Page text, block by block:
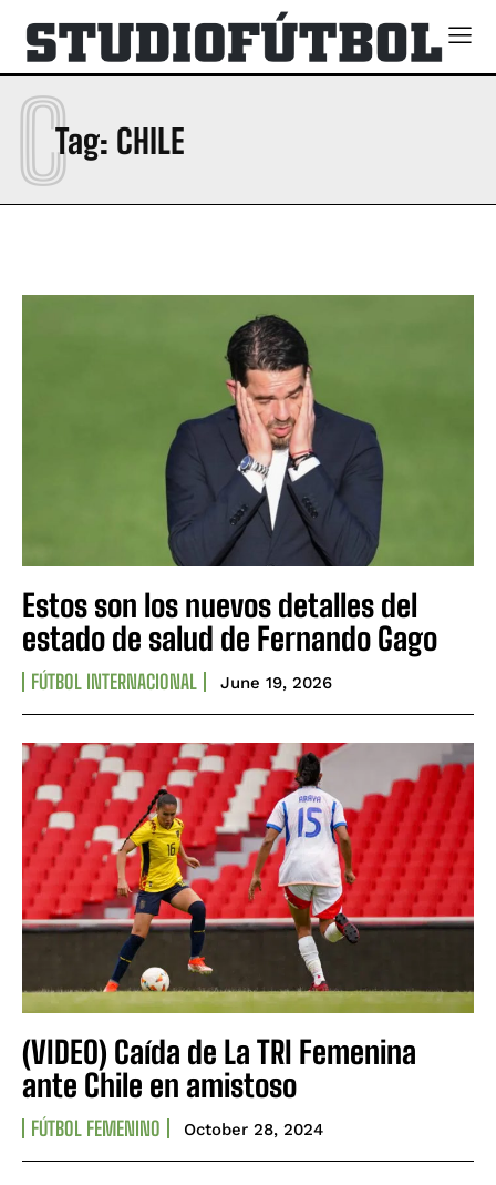
Tag: CHILE
C
Estos son los nuevos detalles del
estado de salud de Fernando Gago
FÚTBOL INTERNACIONAL June 19, 2026
(VIDEO) Caída de La TRI Femenina
ante Chile en amistoso
FÚTBOL FEMENINO October 28, 2024